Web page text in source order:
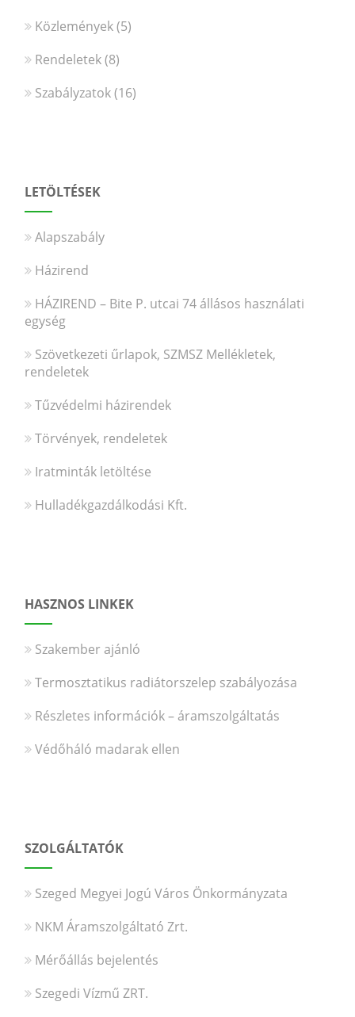
Közlemények(5)
Rendeletek(8)
Szabályzatok(16)
LETÖLTÉSEK
Alapszabály
Házirend
HÁZIREND – Bite P. utcai 74 állásos használati
egység
Szövetkezeti űrlapok, SZMSZ Mellékletek,
rendeletek
Tűzvédelmi házirendek
Törvények, rendeletek
Iratminták letöltése
Hulladékgazdálkodási Kft.
HASZNOS LINKEK
Szakember ajánló
Termosztatikus radiátorszelep szabályozása
Részletes információk – áramszolgáltatás
Védőháló madarak ellen
SZOLGÁLTATÓK
Szeged Megyei Jogú Város Önkormányzata
NKM Áramszolgáltató Zrt.
Mérőállás bejelentés
Szegedi Vízmű ZRT.